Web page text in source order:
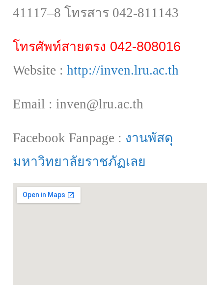
41117–8 โทรสาร 042-811143
โทรศัพท์สายตรง 042-808016
Website : http://inven.lru.ac.th
Email : inven@lru.ac.th
Facebook Fanpage : งานพัสดุ
มหาวิทยาลัยราชภัฏเลย